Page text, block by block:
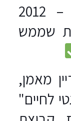
חצי איש ברזל! חיפה – 2012
שממש
תיכף 24 עדיין מאמן,
לחיים"